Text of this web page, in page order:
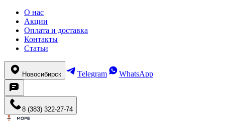
О нас
Акции
Оплата и доставка
Контакты
Статьи
Новосибирск Telegram WhatsApp
8 (383) 322-27-74